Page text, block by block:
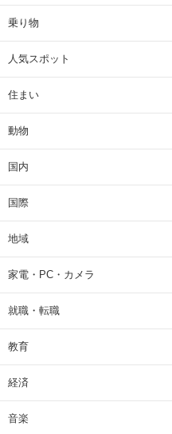
乗り物
人気スポット
住まい
動物
国内
国際
地域
家電・PC・カメラ
就職・転職
教育
経済
音楽